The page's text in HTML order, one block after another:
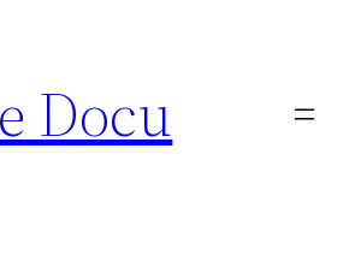
Docu